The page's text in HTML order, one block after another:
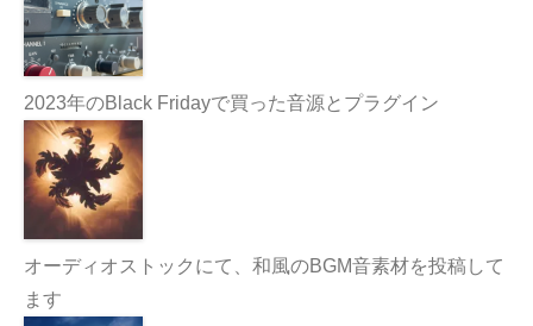
2023年のBlack Fridayで買った音源とプラグイン
オーディオストックにて、和風のBGM音素材を投稿して
ます